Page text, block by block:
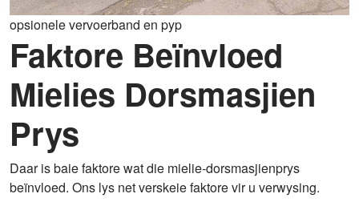
opsionele vervoerband en pyp
Faktore Beïnvloed
Mielies Dorsmasjien
Prys
Daar is baie faktore wat die mielie-dorsmasjienprys
beïnvloed. Ons lys net verskeie faktore vir u verwysing.